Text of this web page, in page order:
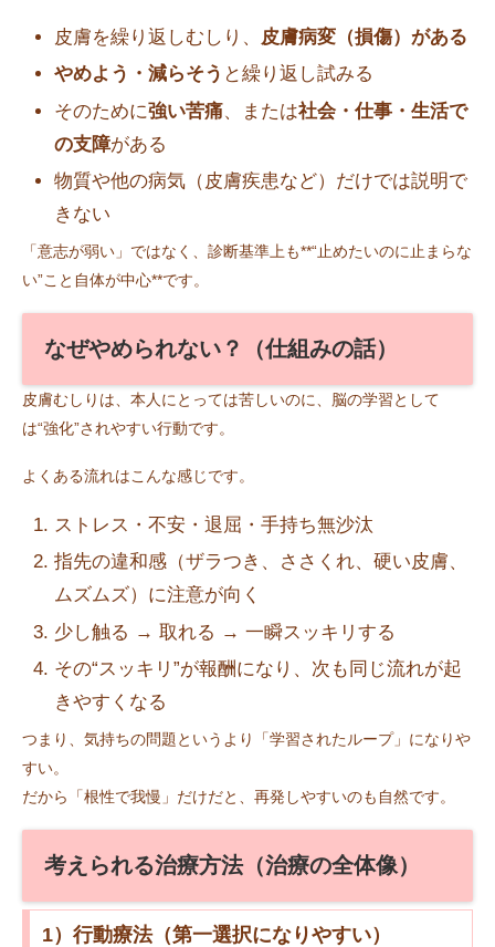
皮膚を繰り返しむしり、 皮膚病変（損傷）がある
やめよう・減らそう と繰り返し試みる
そのために強い苦痛、または社会・仕事・生活で
の支障がある
物質や他の病気（皮膚疾患など）だけでは説明で
きない
「意志が弱い」ではなく、診断基準上も**“止めたいのに止まらな
い”こと自体が中心**です。
なぜやめられない？（仕組みの話）
皮膚むしりは、本人にとっては苦しいのに、脳の学習として
は“強化”されやすい行動です。
よくある流れはこんな感じです。
ストレス・不安・退屈・手持ち無沙汰
指先の違和感（ザラつき、ささくれ、硬い皮膚、
ムズムズ）に注意が向く
少し触る → 取れる → 一瞬スッキリする
その“スッキリ”が報酬になり、次も同じ流れが起
きやすくなる
つまり、気持ちの問題というより「学習されたループ」になりや
すい。
だから「根性で我慢」だけだと、再発しやすいのも自然です。
考えられる治療方法（治療の全体像）
1）行動療法（第一選択になりやすい）